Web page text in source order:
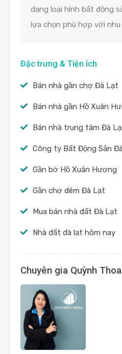
dạng loại hình bất động
lựa chọn phù hợp với nhu
Đặc trưng & Tiện ích
Bán nhà gần chợ Đà Lạt
Bán nhà gần Hồ Xuân
Bán nhà trung tâm Đà
Công ty Bất Động Sản
Gần bờ Hồ Xuân Hương
Gần chợ đêm Đà Lạt
Mua bán nhà đất Đà Lạt
Nhà đất đà lạt hôm nay
Chuyên gia Quỳnh Thoa